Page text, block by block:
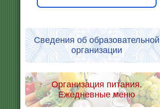
Сведения об образовательной
организации
Организация питания.
Ежедневные меню